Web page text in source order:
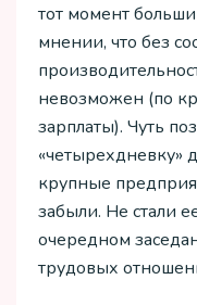
тот момент
мнении, что без
невозможен (по
зарплаты). Чуть
крупные
забыли. Не стали
очередном
трудовых